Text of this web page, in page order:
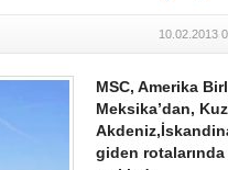
10.02.2013
MSC, Amerika
Meksika’dan,
giden rotalarında